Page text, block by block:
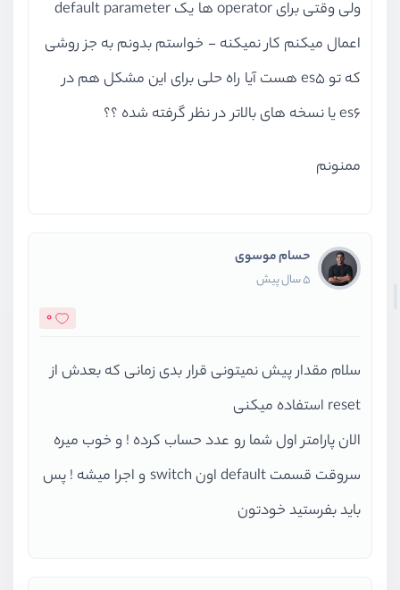
ولی وقتی برای operator ها یک default parameter
اعمال میکنم کار نمیکنه - خواستم بدونم به جز روشی
که تو es5 هست آیا راه حلی برای این مشکل هم در
es6 یا نسخه های بالاتر در نظر گرفته شده ؟؟
ممنونم
حسام موسوی
5 سال پیش
0
سلام مقدار پیش نمیتونی قرار بدی زمانی که بعدش از
reset استفاده میکنی
الان پارامتر اول شما رو عدد حساب کرده ! و خوب میره
سروقت قسمت default اون switch و اجرا میشه ! پس
باید بفرستید خودتون